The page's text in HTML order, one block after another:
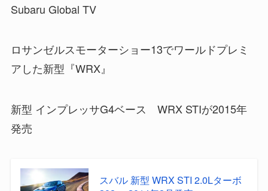
Subaru Global TV
ロサンゼルスモーターショー13でワールドプレミ
アした新型『WRX』
新型 インプレッサG4ベース WRX STIが2015年
発売
スバル 新型 WRX STI 2.0Lターボ